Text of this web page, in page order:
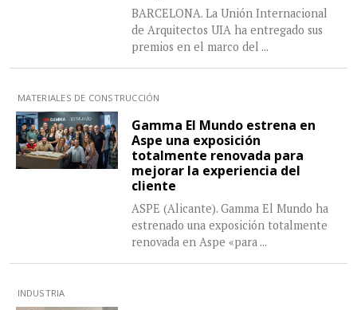
BARCELONA. La Unión Internacional
de Arquitectos UIA ha entregado sus
premios en el marco del ...
MATERIALES DE CONSTRUCCIÓN
Gamma El Mundo estrena en
Aspe una exposición
totalmente renovada para
mejorar la experiencia del
cliente
ASPE (Alicante). Gamma El Mundo ha
estrenado una exposición totalmente
renovada en Aspe «para ...
INDUSTRIA